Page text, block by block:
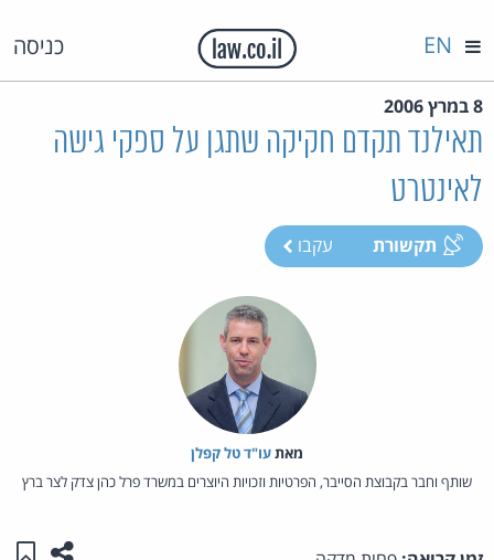
כניסה EN
8 במרץ 2006
תאילנד תקדם חקיקה שתגן על ספקי גישה
לאינטרט
תקשורת עקבו
מאת‏עו"ד טל קפלן
שותף וחבר בקבוצת הסייבר, הפרטיות וזכויות היוצרים במשרד פרל כהן צדק לצר ברץ
שתפו